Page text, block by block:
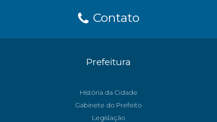
Contato
Prefeitura
História da Cidade
Gabinete do Prefeito
Legislação